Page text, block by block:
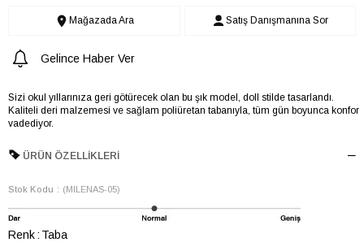
Mağazada Ara Satış Danışmanına Sor
Gelince Haber Ver
Sizi okul yıllarınıza geri götürecek olan bu şık model, doll stilde tasarlandı.
Kaliteli deri malzemesi ve sağlam poliüretan tabanıyla, tüm gün boyunca konfor
vadediyor.
ÜRÜN ÖZELLIKLERI
Stok Kodu (MILENAS-05)
Renk Taba